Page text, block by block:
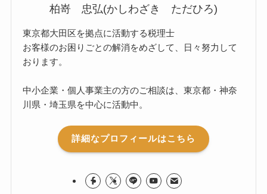
柏嵜 忠弘(かしわざき ただひろ)
東京都大田区を拠点に活動する税理士
お客様のお困りごとの解消をめざして、日々努力して
おります。
中小企業・個人事業主の方のご相談は、東京都・神奈
川県・埼玉県を中心に活動中。
詳細なプロフィールはこちら